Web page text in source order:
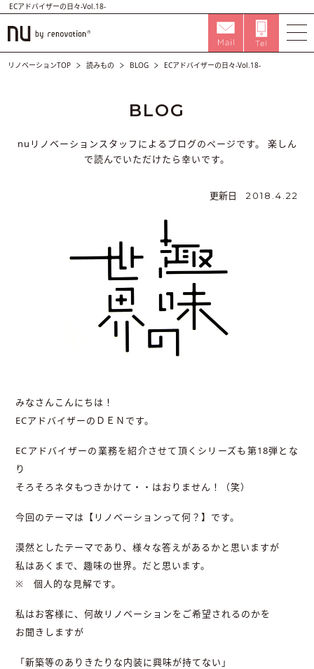
ECアドバイザーの日々-Vol.18-
リノベーションTOP 読みもの BLOG ECアドバイザーの日々-Vol.18-
BLOG
nuリノベーションスタッフによるブログのページです。
楽しん
で読んでいただけたら幸いです。
更新日 2018.4.22
みなさんこんにちは！
ECアドバイザーのＤＥＮです。
ECアドバイザーの業務を紹介させて頂くシリーズも第18弾とな
り
そろそろネタもつきかけて・・はおりません！（笑）
今回のテーマは【リノベーションって何？】です。
漠然としたテーマであり、様々な答えがあるかと思いますが
私はあくまで、趣味の世界。だと思います。
※ 個人的な見解です。
私はお客様に、何故リノベーションをご希望されるのかを
お聞きしますが
「新築等のありきたりな内装に興味が持てない」